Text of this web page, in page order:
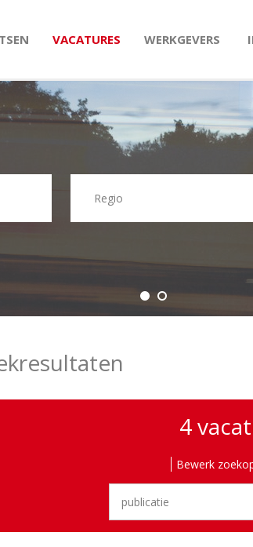
VACATURES WERKGEVERS
4
Bewerk